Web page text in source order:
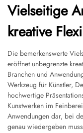
Vielseitige
kreative
Die bemerkenswerte
eröffnet unbegrenzte
Branchen und
Werkzeug für Künstler,
hochwertige
Kunstwerken im
Anwendungen dar, bei
genau wiedergeben